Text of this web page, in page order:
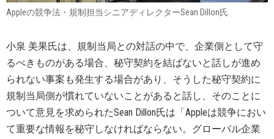
Appleの競争法・規制担当シニアディレクターSean Dillon氏
小泉 美果氏は、規制当局との対話の中で、企業側として守
るべきものがある場合、秘守契約を結ばないと話しが進め
られない事案も発生する場合があり、そうした秘守契約に
規制当局側が慣れていないことがあると話し、そのことに
ついて意見を求められたSean Dillon氏は「Appleは競争におい
て重要な情報を秘守しなければならない。グローバル企業